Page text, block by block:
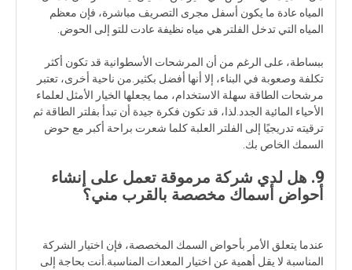
المياه عادة ما يكون أسفل مجرى التصريف مباشرة، فإن معظم
المياه التي تدخل الفلتر هي مياه نظيفة عادت للتو إلى الحوض.
ببساطة، على الرغم من أن المرشحات الأسطوانية قد تكون أكثر
تكلفة وصعوبة في البناء، إلا أنها أفضل بكثير.من ناحية أخرى، تعتبر
مرشحات الطاقة سهلة الاستخدام، مما يجعلها الخيار الأمثل لعلماء
الأحياء المائية الجدد.لذا، قد تكون فكرة جيدة أن تبدأ بفلتر الطاقة ثم
ترقيته تدريجيًا إلى الفلتر العلبة كلما شعرت براحة أكبر مع حوض
السمك الخاص بك.
9. هل لدي شركة مرموقة تعمل على إنشاء
أحواض أسماك مخصصة بالقرب مني؟
عندما يتعلق الأمر بأحواض السمك المخصصة، فإن اختيار الشركة
المناسبة لا يقل أهمية عن اختيار المعدات المناسبة.أنت بحاجة إلى